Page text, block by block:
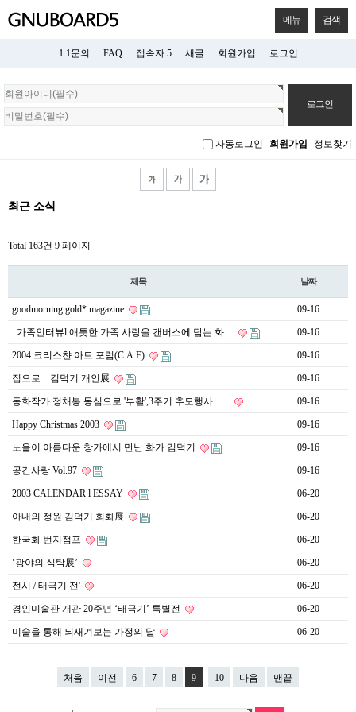
메뉴 검색
1:1문의 FAQ 접속자 5 새글 회원가입 로그인
회
원
로
자동로그인 회원가입 정보찾기
최근 소식
Total 163건 9 페이지
제목 날짜
goodmorning gold* magazine 09-16
: 가족인터뷰l 애틋한 가족 사랑을 캔버스에 담는 화… 09-16
2004 크리스챤 아트 포럼(C.A.F) 09-16
집으로…김덕기 개인展 09-16
동화작가 정채봉 동심으로 '부활',3주기 추모행사...… 09-16
Happy Christmas 2003 09-16
노을이 아름다운 창가에서 만난 화가 김덕기 09-16
공간사랑 Vol.97 09-16
2003 CALENDAR l ESSAY 06-20
아내의 정원 김덕기 회화展 06-20
한국화 번지점프 06-20
‘광야의 식탁展’ 06-20
전시 / 태극기 전' 06-20
경인미술관 개관 20주년 ‘태극기’ 특별전 06-20
미술을 통해 되새겨보는 가정의 달 06-20
처음 이전 6 7 8 9 10 다음 맨끝